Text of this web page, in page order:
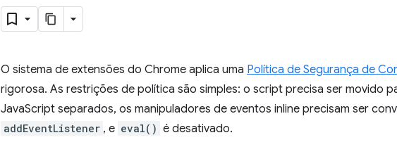
O sistema de extensões do Chrome aplica uma Política de Segurança de
rigorosa. As restrições de política são simples: o script precisa ser movido
JavaScript separados, os manipuladores de eventos inline precisam ser
addEventListener , e eval() é desativado.